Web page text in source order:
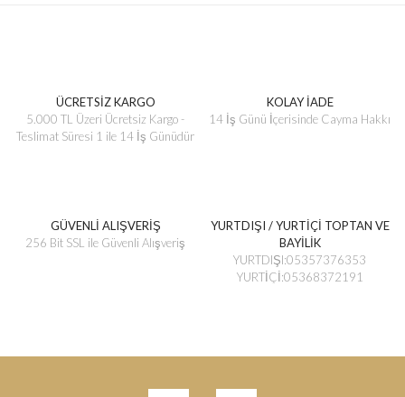
ÜCRETSİZ KARGO
5.000 TL Üzeri Ücretsiz Kargo -
Teslimat Süresi 1 ile 14 İş Günüdür
KOLAY İADE
14 İş Günü İçerisinde Cayma Hakkı
GÜVENLİ ALIŞVERİŞ
256 Bit SSL ile Güvenli Alışveriş
YURTDIŞI / YURTİÇİ TOPTAN VE
BAYİLİK
YURTDIŞI:05357376353
YURTİÇİ:05368372191